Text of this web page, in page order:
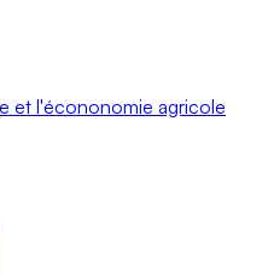
et l'écononomie agricole